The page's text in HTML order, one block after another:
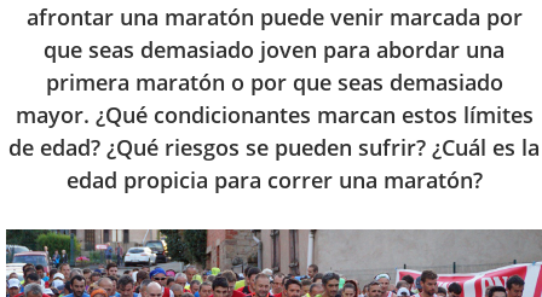
afrontar una maratón puede venir marcada por
que seas demasiado joven para abordar una
primera maratón o por que seas demasiado
mayor. ¿Qué condicionantes marcan estos límites
de edad? ¿Qué riesgos se pueden sufrir? ¿Cuál es la
edad propicia para correr una maratón?